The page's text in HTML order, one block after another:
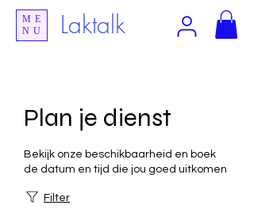
ME
NU
Laktalk
Plan je dienst
Bekijk onze beschikbaarheid en boek
de datum en tijd die jou goed uitkomen
Filter